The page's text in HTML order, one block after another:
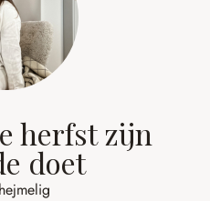
herfst zijn
doet